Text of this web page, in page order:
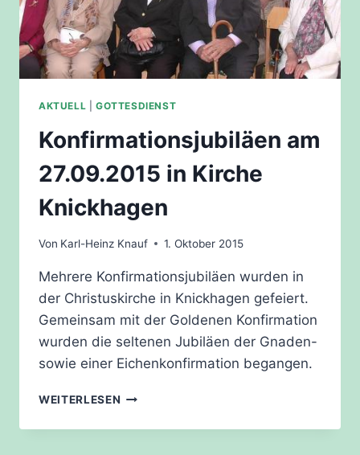
AKTUELL GOTTESDIENST
Konfirmationsjubiläen am
27.09.2015 in Kirche
Knickhagen
Von Karl-Heinz Knauf 1. Oktober 2015
Mehrere Konfirmationsjubiläen wurden in
der Christuskirche in Knickhagen gefeiert.
Gemeinsam mit der Goldenen Konfirmation
wurden die seltenen Jubiläen der Gnaden-
sowie einer Eichenkonfirmation begangen.
WEITERLESEN KONFIRMATIONSJUBILÄEN
27.09.2015